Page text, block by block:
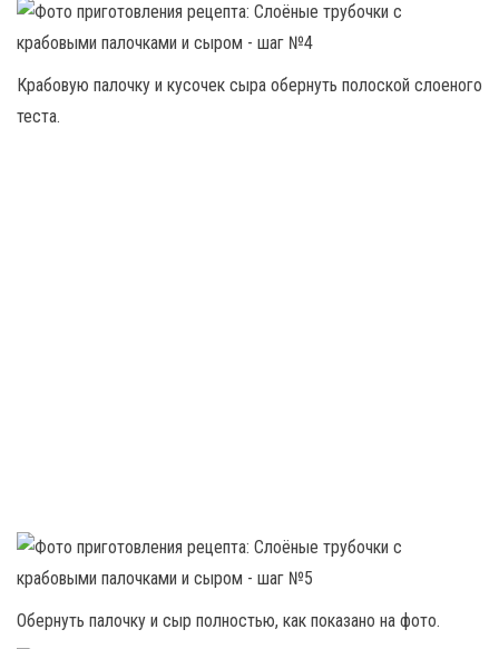
Крабовую палочку и кусочек сыра обернуть полоской слоеного
теста.
Обернуть палочку и сыр полностью, как показано на фото.